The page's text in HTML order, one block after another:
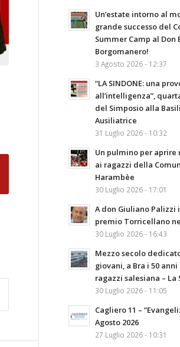
Un’estate intorno al
grande successo del
Summer Camp al Don
Borgomanero!
3 Agosto 2026 - 12:37
“LA SINDONE: una
all’intelligenza”,
del Simposio alla
Ausiliatrice
31 Luglio 2026 - 10:32
Un pulmino per aprire
ai ragazzi della
Harambèe
30 Luglio 2026 - 17:01
A don Giuliano Palizzi
premio Torricellano
30 Luglio 2026 - 16:43
Mezzo secolo
giovani, a Bra i 50 anni
ragazzi salesiana – La
30 Luglio 2026 - 11:05
Cagliero 11 –
Agosto 2026
27 Luglio 2026 - 10:31